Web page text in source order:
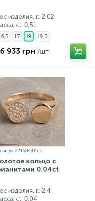
изделия, г.: 2,02
ct: 0,51
17 19 19,5
933 грн /шт.
221608701cz
кольцо с
0.04ct
изделия, г.: 2,4
ct: 0,04